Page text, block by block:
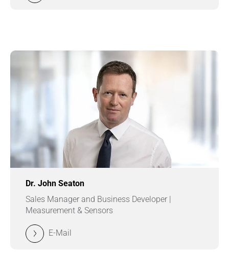
Dr. John Seaton
Sales Manager and Business Developer |
Measurement & Sensors
E-Mail